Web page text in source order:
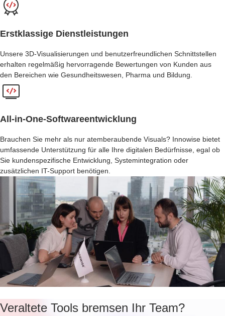
Erstklassige Dienstleistungen
Unsere 3D-Visualisierungen und benutzerfreundlichen Schnittstellen
erhalten regelmäßig hervorragende Bewertungen von Kunden aus
den Bereichen wie Gesundheitswesen, Pharma und Bildung.
All-in-One-Softwareentwicklung
Brauchen Sie mehr als nur atemberaubende Visuals? Innowise bietet
umfassende Unterstützung für alle Ihre digitalen Bedürfnisse, egal ob
Sie kundenspezifische Entwicklung, Systemintegration oder
zusätzlichen IT-Support benötigen.
Veraltete Tools bremsen Ihr Team?